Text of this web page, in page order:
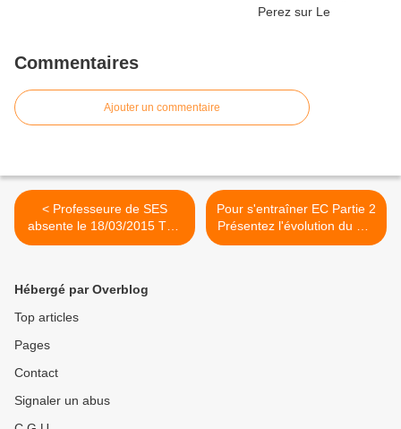
Commentaires
Ajouter un commentaire
< Professeure de SES
absente le 18/03/2015 TES
1 et TES 2 DP à rendre le
Pour s'entraîner EC Partie 2
Présentez l'évolution du PIB
de la France entre 2007 et
Hébergé par Overblog
Top articles
Pages
Contact
Signaler un abus